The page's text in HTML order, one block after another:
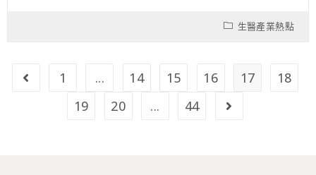
生醫產業熱點
1 ... 14 15 16 17
18
19
20 ... 44